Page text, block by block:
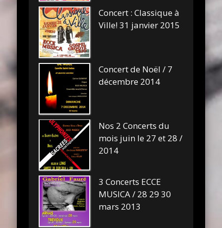
Concert : Classique à
Ville! 31 janvier 2015
Concert de Noël / 7
décembre 2014
Nos 2 Concerts du
mois juin le 27 et 28 /
2014
3 Concerts ECCE
MUSICA / 28 29 30
mars 2013